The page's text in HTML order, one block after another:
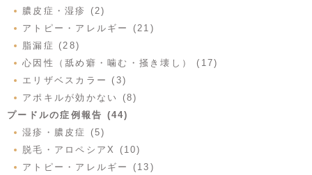
膿皮症・湿疹 (2)
アトピー・アレルギー (21)
脂漏症 (28)
心因性（舐め癖・噛む・掻き壊し） (17)
エリザベスカラー (3)
アポキルが効かない (8)
プードルの症例報告 (44)
湿疹・膿皮症 (5)
脱毛・アロペシアX (10)
アトピー・アレルギー (13)